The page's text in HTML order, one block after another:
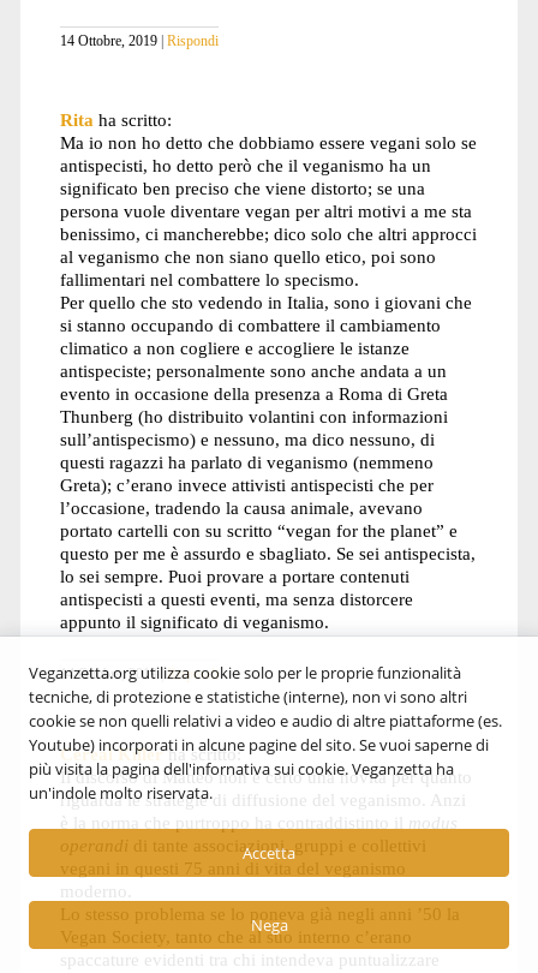
14 Ottobre, 2019 Rispondi
Rita ha scritto:
Ma io non ho detto che dobbiamo essere vegani solo se
antispecisti, ho detto però che il veganismo ha un
significato ben preciso che viene distorto; se una
persona vuole diventare vegan per altri motivi a me sta
benissimo, ci mancherebbe; dico solo che altri approcci
al veganismo che non siano quello etico, poi sono
fallimentari nel combattere lo specismo.
Per quello che sto vedendo in Italia, sono i giovani che
si stanno occupando di combattere il cambiamento
climatico a non cogliere e accogliere le istanze
antispeciste; personalmente sono anche andata a un
evento in occasione della presenza a Roma di Greta
Thunberg (ho distribuito volantini con informazioni
sull’antispecismo) e nessuno, ma dico nessuno, di
questi ragazzi ha parlato di veganismo (nemmeno
Greta); c’erano invece attivisti antispecisti che per
l’occasione, tradendo la causa animale, avevano
portato cartelli con su scritto “vegan for the planet” e
questo per me è assurdo e sbagliato. Se sei antispecista,
lo sei sempre. Puoi provare a portare contenuti
antispecisti a questi eventi, ma senza distorcere
appunto il significato di veganismo.
14 Ottobre, 2019 Rispondi
Cereal Killer ha scritto:
Il discorso di Matteo non è certo una novità per quanto
riguarda le strategie di diffusione del veganismo. Anzi
è la norma che purtroppo ha contraddistinto il
modus
operandi di tante associazioni, gruppi e collettivi
vegani in questi 75 anni di vita del veganismo
moderno.
Lo stesso problema se lo poneva già negli anni ’50 la
Vegan Society, tanto che al suo interno c’erano
spaccature evidenti tra chi intendeva puntualizzare
Veganzetta.org utilizza cookie solo per le proprie funzionalità
tecniche, di protezione e statistiche (interne), non vi sono altri
cookie se non quelli relativi a video e audio di altre piattaforme (es.
Youtube) incorporati in alcune pagine del sito. Se vuoi saperne di
più visita la pagina dell'infornativa sui cookie. Veganzetta ha
un'indole molto riservata.
Accetta
Nega